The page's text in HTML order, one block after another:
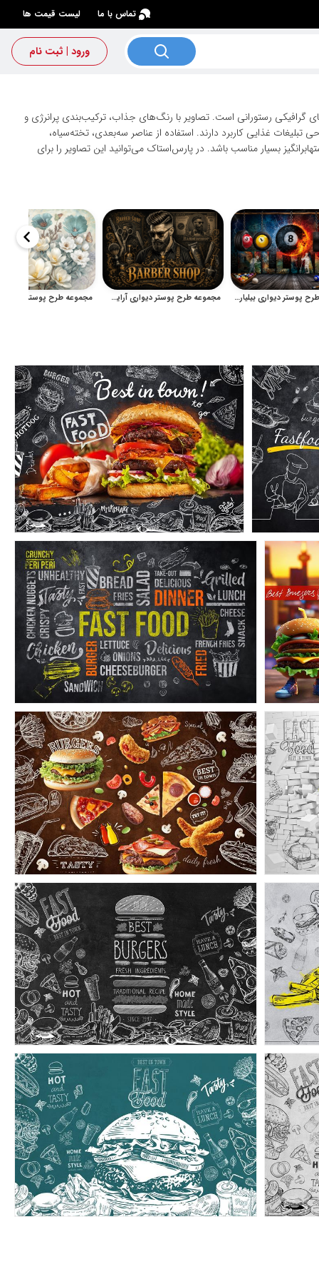
تماس با ما لیست قیمت ها
ورود | ثبت نام
گرافیکی رستورانی است. تصاویر با رنگ‌های جذاب، ترکیب‌بندی پرانرژی و
غذایی کاربرد دارند. استفاده از عناصر سه‌بعدی، تخته‌سیاه،
بسیار مناسب باشد. در پارس‌استاک می‌توانید این تصاویر را برای
مجموعه طرح پوستر دیواری بیلیارد برای دکور باشگاه و سالن بازی مجموعه طرح پوستر دیواری آرایشگاه مردانه با سبک وینتیج
×